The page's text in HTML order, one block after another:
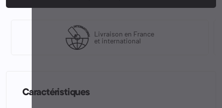
Livraison en France
et international
Caractéristiques